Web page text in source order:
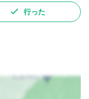
行った